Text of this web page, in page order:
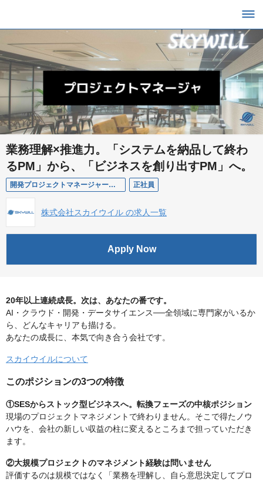
業務理解×推進力。「システムを納品して終わ
るPM」から、「ビジネスを創り出すPM」へ。
開発プロジェクトマネージャー（PM） 正社員
株式会社スカイウイル の求人一覧
Apply Now
20年以上連続成長。次は、あなたの番です。
AI・クラウド・開発・データサイエンス──全領域に専門家がいるか
ら、どんなキャリアも描ける。
あなたの成長に、本気で向き合う会社です。
スカイウイルについて
このポジションの3つの特徴
①SESからストック型ビジネスへ。転換フェーズの中核ポジション
現場のプロジェクトマネジメントで終わりません。そこで得たノウ
ハウを、会社の新しい収益の柱に変えるところまで担っていただき
ます。
②大規模プロジェクトのマネジメント経験は問いません
評価するのは規模ではなく「業務を理解し、自ら意思決定してプロ